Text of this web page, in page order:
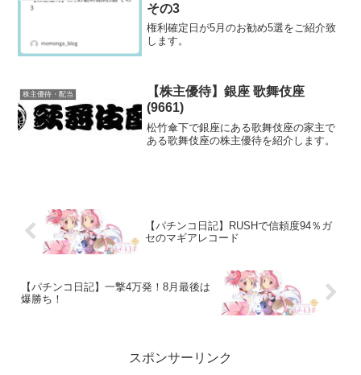
その3
権利確定日が5月のお勧め5選をご紹介致
します。
株主優待・配当
【株主優待】銀座 歌舞伎座
(9661)
松竹傘下で銀座にある歌舞伎座の家主で
ある歌舞伎座の株主優待を紹介します。
【パチンコ日記】RUSHで信頼度94％ガ
セのマギアレコード
【パチンコ日記】一撃4万発！8月最後は
爆勝ち！
スポンサーリンク